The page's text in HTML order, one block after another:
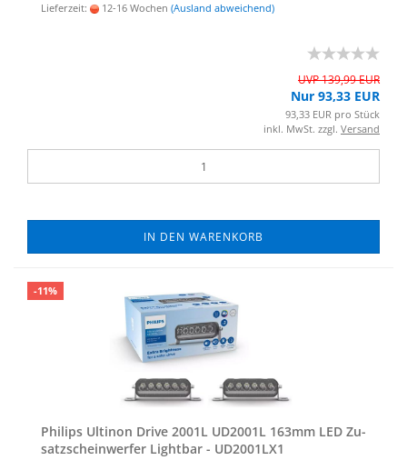
Lieferzeit: 12-16 Wochen (Ausland abweichend)
UVP 139,99 EUR
Nur 93,33 EUR
93,33 EUR pro Stück
inkl. MwSt. zzgl. Versand
IN DEN WARENKORB
-11%
Phil­ips Ul­ti­non Drive 2001L UD2001L 163mm LED Zu­
satz­schein­wer­fer Light­bar - UD2001LX1